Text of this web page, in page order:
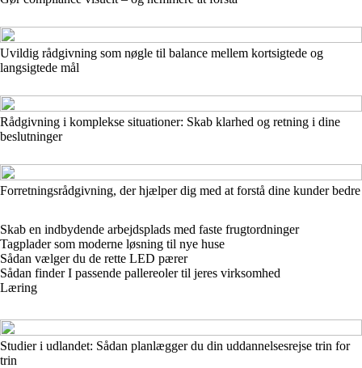
Uvildig rådgivning som nøgle til balance mellem kortsigtede og
langsigtede mål
Rådgivning i komplekse situationer: Skab klarhed og retning i dine
beslutninger
Forretningsrådgivning, der hjælper dig med at forstå dine kunder bedre
Skab en indbydende arbejdsplads med faste frugtordninger
Tagplader som moderne løsning til nye huse
Sådan vælger du de rette LED pærer
Sådan finder I passende pallereoler til jeres virksomhed
Læring
Studier i udlandet: Sådan planlægger du din uddannelsesrejse trin for
trin